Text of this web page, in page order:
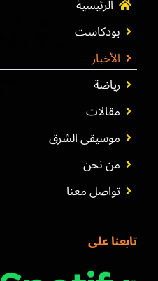
الرئيسية
بودكاست
الأخبار
رياضة
مقالات
موسيقى الشرق
من نحن
تواصل معنا
تابعنا على